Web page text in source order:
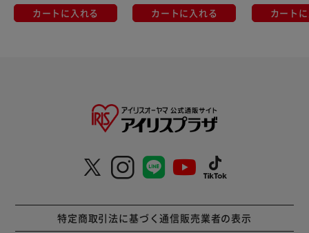
カートに入れる カートに入れる カート
特定商取引法に基づく通信販売業者の表示